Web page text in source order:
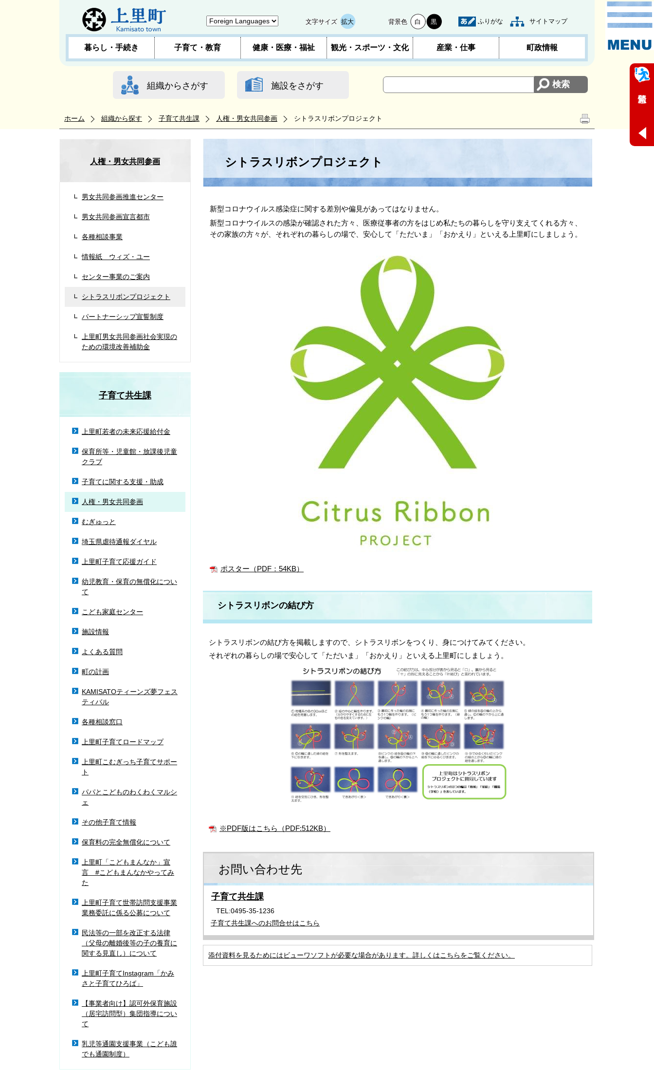
文字サイズ 拡大 背景色 白 黒 ふりがな サイトマップ
暮らし・手続き 子育て・教育 健康・医療・福祉 観光・スポーツ・文化 産業・仕事 町政情報
組織からさがす 施設をさがす
ホーム 組織から探す 子育て共生課 人権・男女共同参画 シトラスリボンプロジェクト
人権・男女共同参画
男女共同参画推進センター
男女共同参画宣言都市
各種相談事業
情報紙 ウィズ・ユー
センター事業のご案内
シトラスリボンプロジェクト
パートナーシップ宣誓制度
上里町男女共同参画社会実現の
ための環境改善補助金
子育て共生課
上里町若者の未来応援給付金
保育所等・児童館・放課後児童
クラブ
子育てに関する支援・助成
人権・男女共同参画
むぎゅっと
埼玉県虐待通報ダイヤル
上里町子育て応援ガイド
幼児教育・保育の無償化につい
て
こども家庭センター
施設情報
よくある質問
町の計画
KAMISATOティーンズ夢フェス
ティバル
各種相談窓口
上里町子育てロードマップ
上里町こむぎっち子育てサポー
ト
パパとこどものわくわくマルシ
ェ
その他子育て情報
保育料の完全無償化について
上里町「こどもまんなか」宣
言 #こどもまんなかやってみ
た
上里町子育て世帯訪問支援事業
業務委託に係る公募について
民法等の一部を改正する法律
（父母の離婚後等の子の養育に
関する見直し）について
上里町子育てInstagram「かみ
さと子育てひろば」
【事業者向け】認可外保育施設
（居宅訪問型）集団指導につい
て
乳児等通園支援事業（こども誰
でも通園制度）
シトラスリボンプロジェクト
新型コロナウイルス感染症に関する差別や偏見があってはなりません。
新型コロナウイルスの感染が確認された方々、医療従事者の方をはじめ私たちの暮らしを守り支えてくれる方々、
その家族の方々が、それぞれの暮らしの場で、安心して「ただいま」「おかえり」といえる上里町にしましょう。
ポスター（PDF：54KB）
シトラスリボンの結び方
シトラスリボンの結び方を掲載しますので、シトラスリボンをつくり、身につけてみてください。
それぞれの暮らしの場で安心して「ただいま」「おかえり」といえる上里町にしましょう。
※PDF版はこちら（PDF:512KB）
お問い合わせ先
子育て共生課
TEL:0495-35-1236
子育て共生課へのお問合せはこちら
添付資料を見るためにはビューワソフトが必要な場合があります。詳しくはこちらをご覧ください。